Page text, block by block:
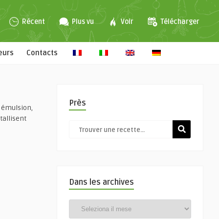
Récent Plus vu Voir Télécharger
Contacts
émulsion,
Près
Dans les archives